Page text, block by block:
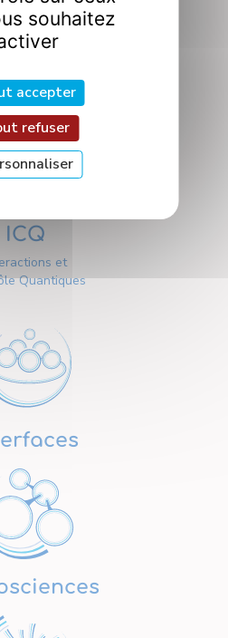
Optimisation
ICQ
et
Quantiques
souhaitez
accepter
refuser